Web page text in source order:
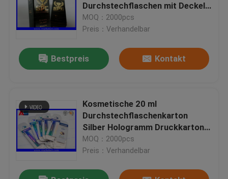
Produkte
Über uns
Fabrik-Ausflug
Durchstechflaschen mit Deckel
Bodybuilding Gels Goldfolie
Verpackung Goldfolie /
MOQ：2000pcs
Preis：Verhandelbar
Bestpreis Kontakt
Kosmetische 20 ml
Durchstechflaschenkarton
Silber Hologramm Druckkarton
für 10 ml Durchstechflaschen
MOQ：2000pcs
Preis：Verhandelbar